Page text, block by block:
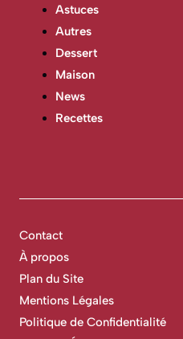
Astuces
Autres
Dessert
Maison
News
Recettes
Contact
À propos
Plan du Site
Mentions Légales
Politique de Confidentialité